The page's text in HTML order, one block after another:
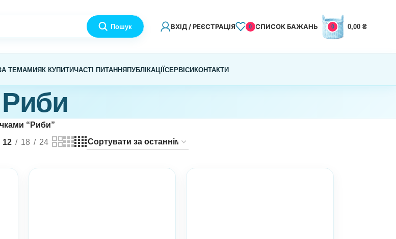
Пошук ВХІД / РЕЄСТРАЦІЯ 0 СПИСОК БАЖАНЬ 0 0,00 ₴
ТЕМАМИЯК КУПИТИЧАСТІ ПИТАННЯПУБЛІКАЦІЇСЕРВІСИКОНТАКТИ
Риби
“Риби”
12 18 24